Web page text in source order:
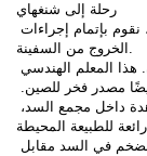
رحلة إلى شنغهاي
الخروج من السفينة.